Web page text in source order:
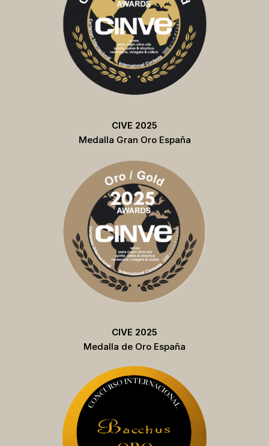
CIVE 2025
Medalla Gran Oro España
CIVE 2025
Medalla de Oro España